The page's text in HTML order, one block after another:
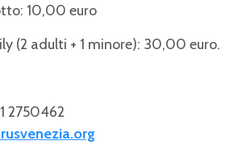
10,00 euro
(2 adulti + 1 minore): 30,00 euro.
2750462